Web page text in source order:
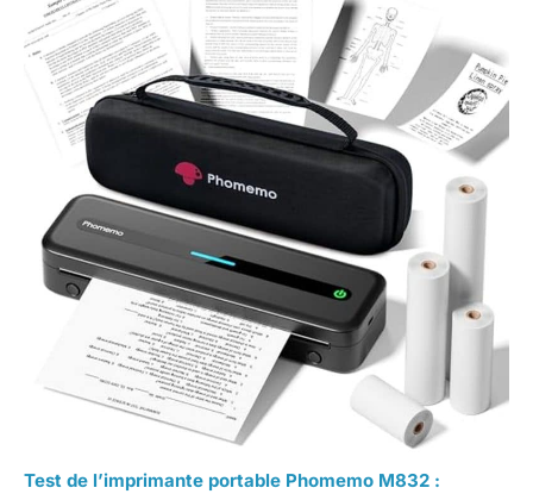
Test de l’imprimante portable Phomemo M832 :